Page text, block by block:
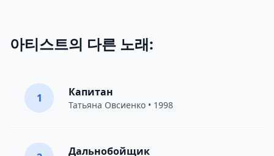
아티스트의 다른 노래:
1 Капитан
Татьяна Овсиенко • 1998
Дальнобойщик